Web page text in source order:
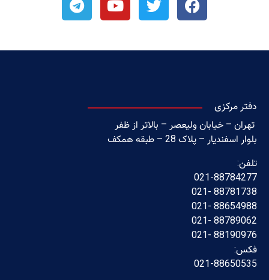
دفتر مرکزی
تهران – خیابان ولیعصر – بالاتر از ظفر
بلوار اسفندیار – پلاک 28 – طبقه همکف
تلفن:
021-88784277
88781738 -021
88654988 -021
88789062 -021
88190976 -021
فکس:
021-88650535